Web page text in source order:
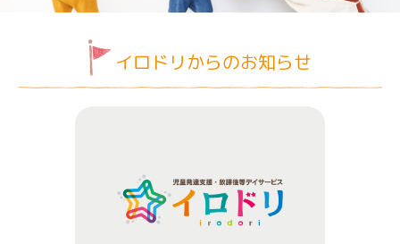
イロドリからのお知らせ